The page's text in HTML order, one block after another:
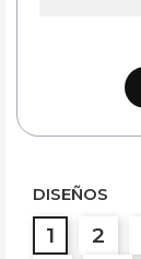
DISEÑOS
1 2